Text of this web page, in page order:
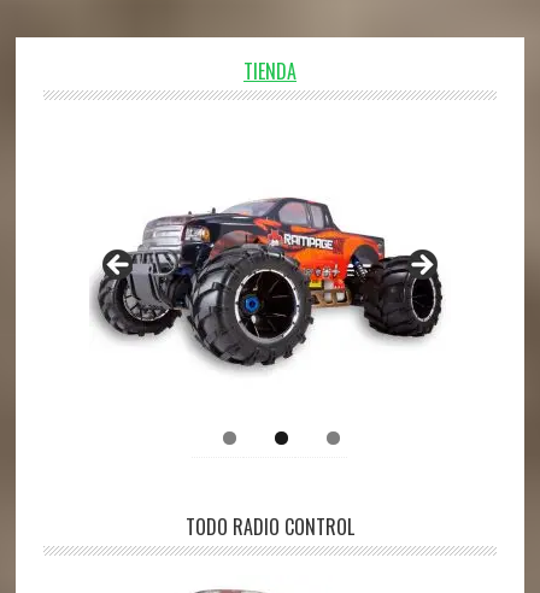
TIENDA
TODO RADIO CONTROL